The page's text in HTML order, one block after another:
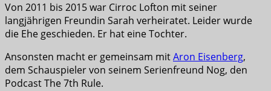
Von 2011 bis 2015 war Cirroc Lofton mit seiner
langjährigen Freundin Sarah verheiratet. Leider wurde
die Ehe geschieden. Er hat eine Tochter.
Ansonsten macht er gemeinsam mitAron Eisenberg,
dem Schauspieler von seinem Serienfreund Nog, den
Podcast The 7th Rule.